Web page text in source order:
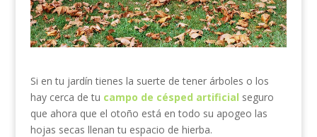
Si en tu jardín tienes la suerte de tener árboles o los
hay cerca de tu campo de césped artificial seguro
que ahora que el otoño está en todo su apogeo las
hojas secas llenan tu espacio de hierba.